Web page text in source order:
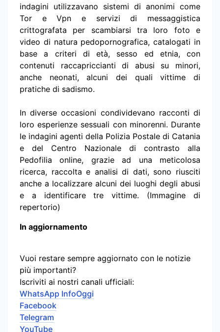
indagini utilizzavano sistemi di anonimi come
Tor e Vpn e servizi di messaggistica
crittografata per scambiarsi tra loro foto e
video di natura pedopornografica, catalogati in
base a criteri di età, sesso ed etnia, con
contenuti raccapriccianti di abusi su minori,
anche neonati, alcuni dei quali vittime di
pratiche di sadismo.
In diverse occasioni condividevano racconti di
loro esperienze sessuali con minorenni. Durante
le indagini agenti della Polizia Postale di Catania
e del Centro Nazionale di contrasto alla
Pedofilia online, grazie ad una meticolosa
ricerca, raccolta e analisi di dati, sono riusciti
anche a localizzare alcuni dei luoghi degli abusi
e a identificare tre vittime. (Immagine di
repertorio)
In aggiornamento
Vuoi restare sempre aggiornato con le notizie
più importanti?
Iscriviti ai nostri canali ufficiali:
WhatsApp InfoOggi
Facebook
Telegram
YouTube